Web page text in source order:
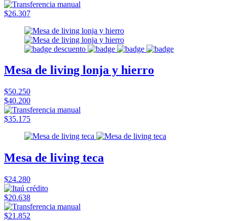
$26.307
Mesa de living lonja y hierro
$50.250
$40.200
$35.175
Mesa de living teca
$24.280
$20.638
$21.852